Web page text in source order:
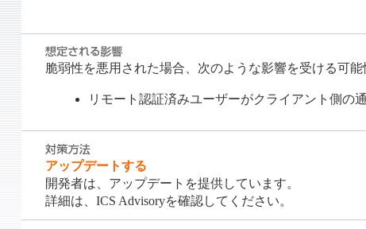
脆弱性を悪用された場合、次のような影響を受ける可能
リモート認証済みユーザーがクライアント側の
アップデートする
開発者は、アップデートを提供しています。
詳細は、ICS Advisoryを確認してください。